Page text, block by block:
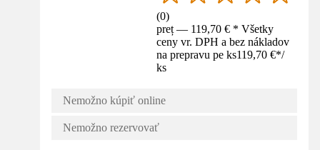
(0)
preț — 119,70 € * Všetky
ceny vr. DPH a bez nákladov
na prepravu pe ks119,70 €*/
ks
Nemožno kúpiť online
Nemožno rezervovať